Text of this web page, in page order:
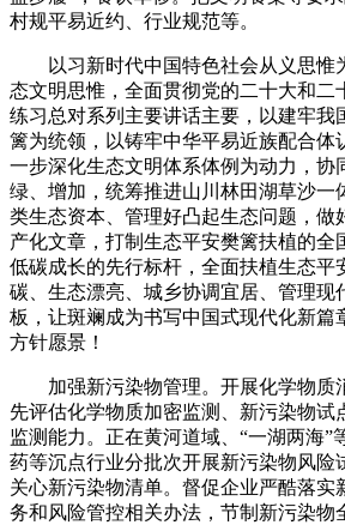
村规平易近约、行业规范等。
以习新时代中国特色社会从义思惟
态文明思惟，全面贯彻党的二十大和二
练习总对系列主要讲话主要，以建牢我
篱为统领，以铸牢中华平易近族配合体
一步深化生态文明体系体例为动力，协
绿、增加，统筹推进山川林田湖草沙一
类生态资本、管理好凸起生态问题，做
产化文章，打制生态平安樊篱扶植的全
低碳成长的先行标杆，全面扶植生态平
碳、生态漂亮、城乡协调宜居、管理现
板，让斑斓成为书写中国式现代化新篇
方针愿景！
加强新污染物管理。开展化学物质
先评估化学物质加密监测、新污染物试
监测能力。正在黄河道域、“一湖两海”
药等沉点行业分批次开展新污染物风险
关心新污染物清单。督促企业严酷落实
务和风险管控相关办法，节制新污染物